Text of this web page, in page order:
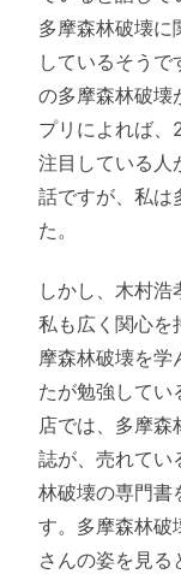
多摩森林破壊に
しているそう
の多摩森林破壊
プリによれば、
注目している人
話ですが、私は
た。
しかし、木村浩
私も広く関心を
摩森林破壊を学
たが勉強してい
店では、多摩森
誌が、売れてい
林破壊の専門書
す。多摩森林破
さんの姿を見る